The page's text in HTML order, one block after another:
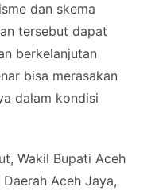
dan skema
tersebut dapat
berkelanjutan
bisa merasakan
dalam kondisi
Wakil Bupati Aceh
Aceh Jaya,